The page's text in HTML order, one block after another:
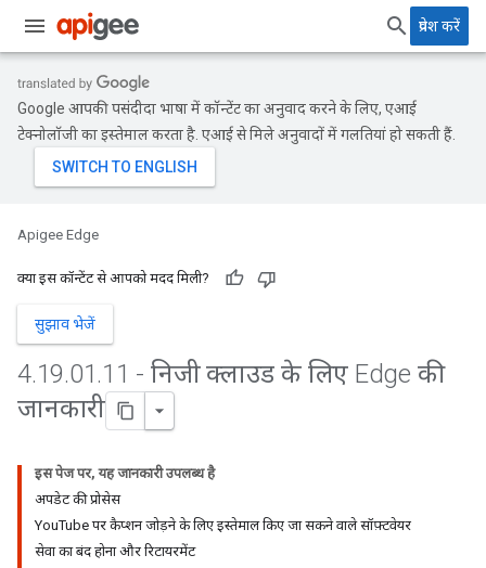
प्रवेश करें
Google आपकी पसंदीदा भाषा में कॉन्टेंट का अनुवाद करने के लिए, एआई
टेक्नोलॉजी का इस्तेमाल करता है. एआई से मिले अनुवादों में गलतियां हो सकती हैं.
Apigee Edge
क्या इस कॉन्टेंट से आपको मदद मिली?
सुझाव भेजें
4.19.01.11 - निजी क्लाउड के लिए Edge की
जानकारी
इस पेज पर, यह जानकारी उपलब्ध है
अपडेट की प्रोसेस
YouTube पर कैप्शन जोड़ने के लिए इस्तेमाल किए जा सकने वाले सॉफ़्टवेयर
सेवा का बंद होना और रिटायरमेंट